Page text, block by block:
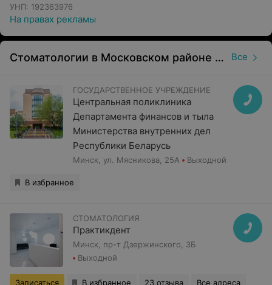
УНП: 192363976
На правах рекламы
Стоматологии в Московском районе в Минске Все
ГОСУДАРСТВЕННОЕ УЧРЕЖДЕНИЕ
Центральная поликлиника
Департамента финансов и тыла
Министерства внутренних дел
Республики Беларусь
Минск, ул. Мясникова, 25А Выходной
В избранное
СТОМАТОЛОГИЯ
Практикдент
Минск, пр-т Дзержинского, 3Б
Выходной
Записаться В избранное 23 отзыва Все адреса